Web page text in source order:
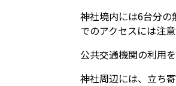
神社境内には6台分
でのアクセスには注意
公共交通機関の利用
神社周辺には、立ち